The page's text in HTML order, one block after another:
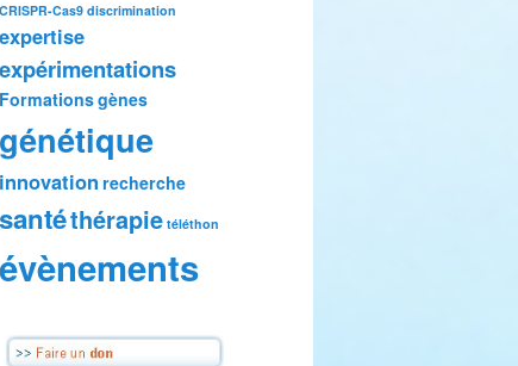
CRISPR-Cas9 discrimination
expertise
expérimentations
Formationsgènes
génétique
innovation recherche
santéthérapie téléthon
évènements